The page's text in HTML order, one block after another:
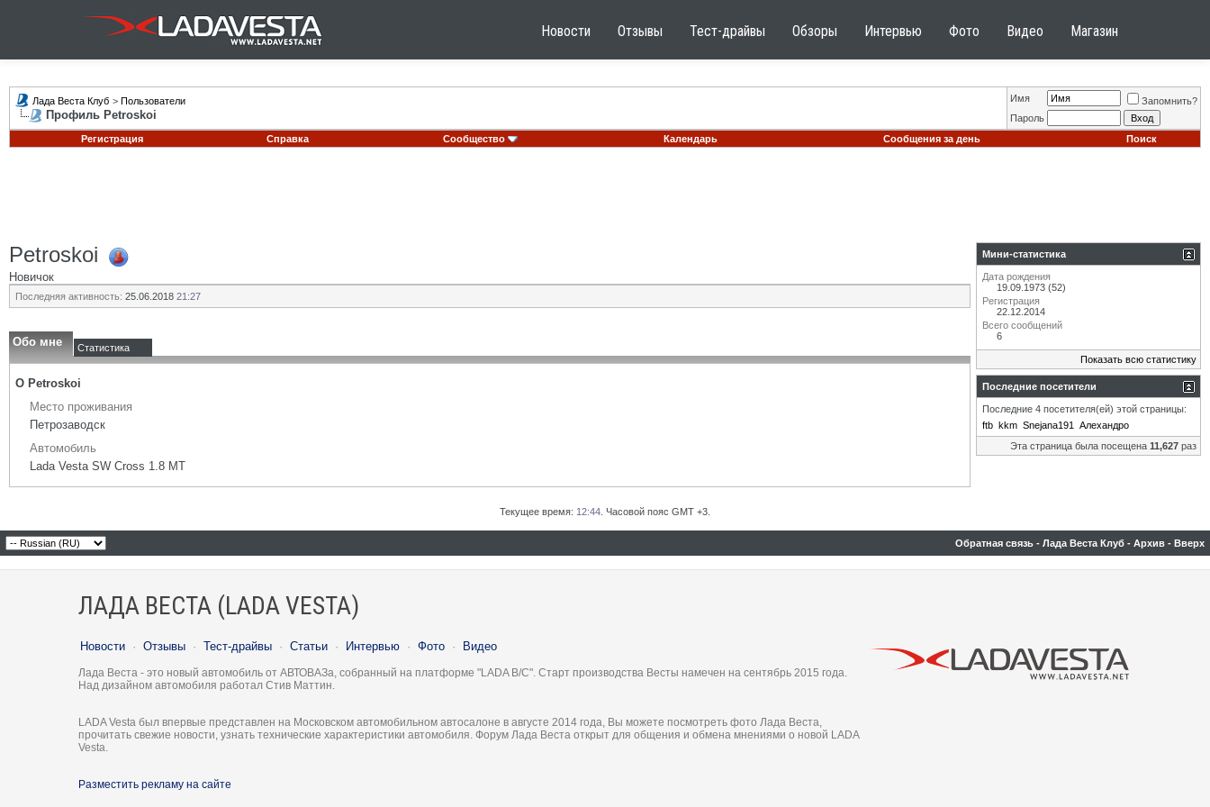
Новости Отзывы Тест-драйвы Обзоры Интервью Фото Видео Магазин
Лада Веста Клуб > Пользователи
Профиль Petroskoi
Имя
Запомнить?
Пароль
Регистрация
Справка Сообщество Календарь Сообщения за день Поиск
Petroskoi
Новичок
Последняя активность: 25.06.2018 21:27
Обо мне Статистика
О Petroskoi
Место проживания
Петрозаводск
Автомобиль
Lada Vesta SW Cross 1.8 МТ
Мини-статистика
Дата рождения
19.09.1973 (52)
Регистрация
22.12.2014
Всего сообщений
6
Показать всю статистику
Последние посетители
Последние 4 посетителя(ей) этой страницы:
ftb kkm Snejana191
Алехандро
Эта страница была посещена 11,627 раз
Текущее время: 12:44 . Часовой пояс GMT +3.
Обратная связь - Лада Веста Клуб - Архив - Вверх
ЛАДА ВЕСТА (LADA VESTA)
Новости · Отзывы · Тест-драйвы · Статьи · Интервью · Фото · Видео
Лада Веста - это новый автомобиль от АВТОВАЗа, собранный на платформе "LADA B/C". Старт производства Весты намечен на сентябрь 2015 года.
Над дизайном автомобиля работал Стив Маттин.
LADA Vesta был впервые представлен на Московском автомобильном автосалоне в августе 2014 года, Вы можете посмотреть фото Лада Веста,
прочитать свежие новости, узнать технические характеристики автомобиля. Форум Лада Веста открыт для общения и обмена мнениями о новой LADA
Vesta.
Разместить рекламу на сайте